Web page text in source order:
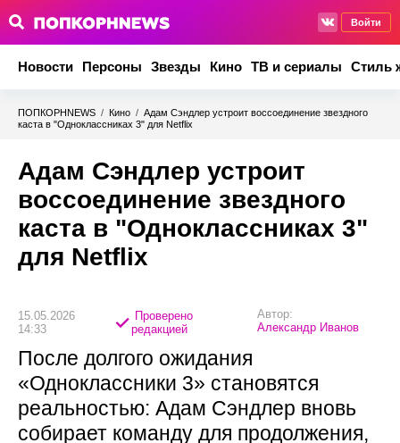
Войти
Новости Персоны Звезды Кино ТВ и сериалы Стиль
ПОПКОРНNEWS / Кино / Адам Сэндлер устроит воссоединение звездного
каста в "Одноклассниках 3" для Netflix
Адам Сэндлер устроит
воссоединение звездного
каста в "Одноклассниках 3"
для Netflix
15.05.2026
14:33
Проверено
редакцией
Автор:
Александр Иванов
После долгого ожидания
«Одноклассники 3» становятся
реальностью: Адам Сэндлер вновь
собирает команду для продолжения,